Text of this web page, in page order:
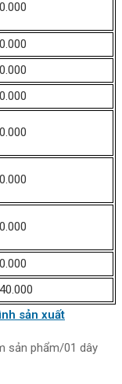
sản xuất
sản phẩm/01 dây